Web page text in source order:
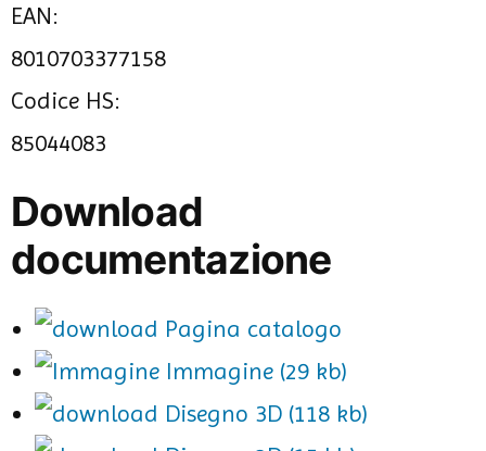
EAN:
8010703377158
Codice HS:
85044083
Download
documentazione
Pagina catalogo
Immagine (29 kb)
Disegno 3D (118 kb)